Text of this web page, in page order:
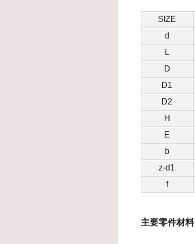
SIZE
d
L
D
D1
D2
H
E
b
z-d1
f
主要零件材料